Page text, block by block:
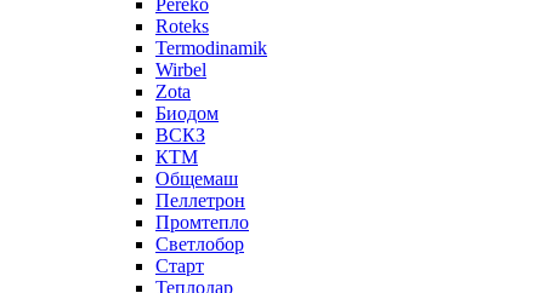
Pereko
Roteks
Termodinamik
Wirbel
Zota
Биодом
ВСКЗ
КТМ
Общемаш
Пеллетрон
Промтепло
Светлобор
Старт
Теплодар